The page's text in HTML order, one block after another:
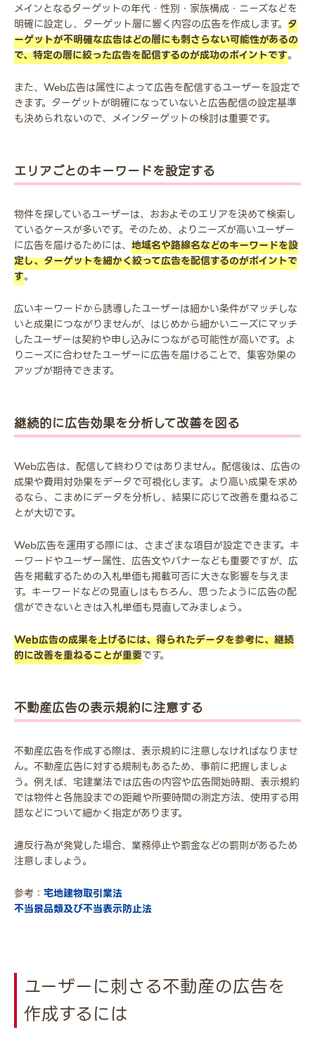
メインとなるターゲットの年代・性別・家族構成・ニーズなどを
明確に設定し、ターゲット層に響く内容の広告を作成します。 タ
ーゲットが不明確な広告はどの層にも刺さらない可能性があるの
で、特定の層に絞った広告を配信するのが成功のポイントです。
また、Web広告は属性によって広告を配信するユーザーを設定で
きます。ターゲットが明確になっていないと広告配信の設定基準
も決められないので、メインターゲットの検討は重要です。
エリアごとのキーワードを設定する
物件を探しているユーザーは、おおよそのエリアを決めて検索し
ているケースが多いです。そのため、よりニーズが高いユーザー
に広告を届けるためには、 地域名や路線名などのキーワードを設
定し、ターゲットを細かく絞って広告を配信するのがポイントで
す。
広いキーワードから誘導したユーザーは細かい条件がマッチしな
いと成果につながりませんが、はじめから細かいニーズにマッチ
したユーザーは契約や申し込みにつながる可能性が高いです。よ
りニーズに合わせたユーザーに広告を届けることで、集客効果の
アップが期待できます。
継続的に広告効果を分析して改善を図る
Web広告は、配信して終わりではありません。配信後は、広告の
成果や費用対効果をデータで可視化します。より高い成果を求め
るなら、こまめにデータを分析し、結果に応じて改善を重ねるこ
とが大切です。
Web広告を運用する際には、さまざまな項目が設定できます。キ
ーワードやユーザー属性、広告文やバナーなども重要ですが、広
告を掲載するための入札単価も掲載可否に大きな影響を与えま
す。キーワードなどの見直しはもちろん、思ったように広告の配
信ができないときは入札単価も見直してみましょう。
Web広告の成果を上げるには、得られたデータを参考に、継続
的に改善を重ねることが重要です。
不動産広告の表示規約に注意する
不動産広告を作成する際は、表示規約に注意しなければなりませ
ん。不動産広告に対する規制もあるため、事前に把握しましょ
う。例えば、宅建業法では広告の内容や広告開始時期、表示規約
では物件と各施設までの距離や所要時間の測定方法、使用する用
語などについて細かく指定があります。
違反行為が発覚した場合、業務停止や罰金などの罰則があるため
注意しましょう。
参考： 宅地建物取引業法
不当景品類及び不当表示防止法
ユーザーに刺さる不動産の広告を
作成するには